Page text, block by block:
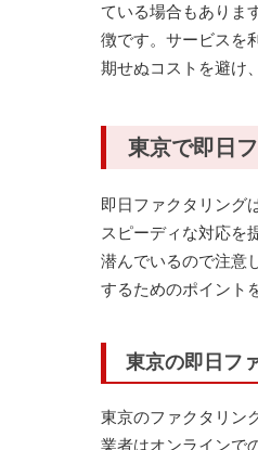
ている場合もありま
徴です。サービスを
期せぬコストを避け
東京で即日
即日ファクタリング
スピーディな対応を
潜んでいるので注意
するためのポイント
東京の即日フ
東京のファクタリン
業者はオンラインで